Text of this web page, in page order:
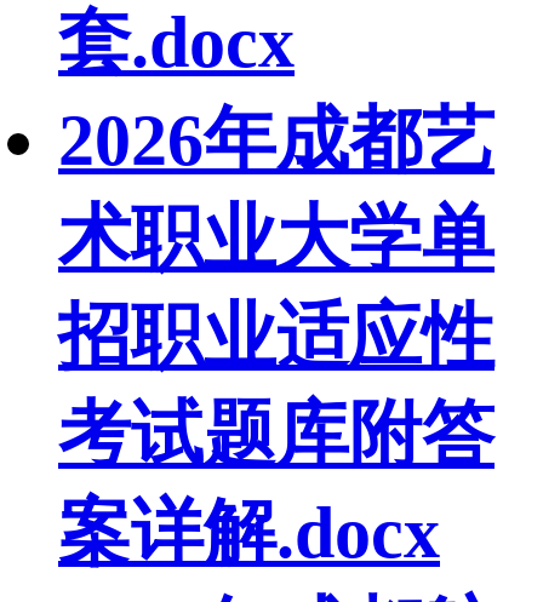
套.docx
2026年成都艺
术职业大学单
招职业适应性
考试题库附答
案详解.docx